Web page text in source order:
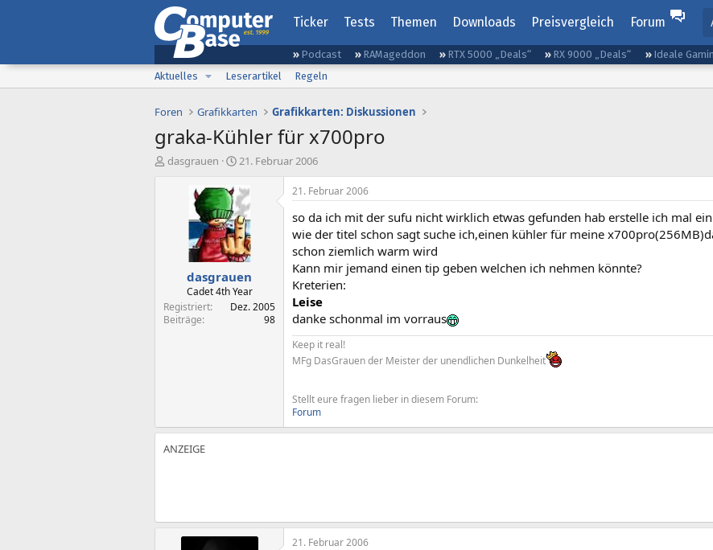
Ticker Tests Themen Downloads Preisvergleich Forum
Podcast RAMageddon RTX 5000 „Deals“ RX 9000 „Deals“ Ideale
Aktuelles
Leserartikel Regeln
Foren Grafikkarten Grafikkarten: Diskussionen
graka-Kühler für x700pro
E
dasgrauen
E
s
t
e
l
l
t
a
m
21. Februar 2006
dasgrauen
Cadet 4th Year
Registriert
Dez. 2005
Beiträge
98
21. Februar 2006
so da ich mit der sufu nicht wirklich etwas gefunden hab erstelle ich mal
wie der titel schon sagt suche ich,einen kühler für meine
schon ziemlich warm wird
Kann mir jemand einen tip geben welchen ich nehmen könnte?
Kreterien:
Leise
danke schonmal im vorraus
Keep it real!
MFg DasGrauen der Meister der unendlichen Dunkelheit
Stellt eure fragen lieber in diesem Forum:
Forum
21. Februar 2006